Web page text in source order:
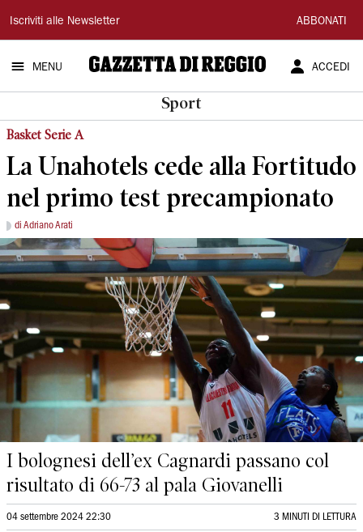
Gazzetta
di
Reggio
Iscriviti alle Newsletter ABBONATI
MENU ACCEDI
Sport
Basket Serie A
La Unahotels cede alla Fortitudo
nel primo test precampionato
di Adriano Arati
I bolognesi dell’ex Cagnardi passano col
risultato di 66-73 al pala Giovanelli
04 settembre 2024 22:30 3 MINUTI DI LETTURA